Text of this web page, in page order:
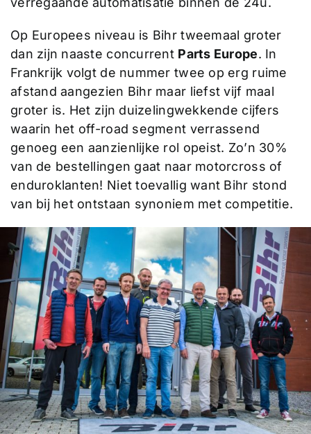
Op Europees niveau is Bihr tweemaal groter
dan zijn naaste concurrent Parts Europe. In
Frankrijk volgt de nummer twee op erg ruime
afstand aangezien Bihr maar liefst vijf maal
groter is. Het zijn duizelingwekkende cijfers
waarin het off-road segment verrassend
genoeg een aanzienlijke rol opeist. Zo’n 30%
van de bestellingen gaat naar motorcross of
enduroklanten! Niet toevallig want Bihr stond
van bij het ontstaan synoniem met competitie.